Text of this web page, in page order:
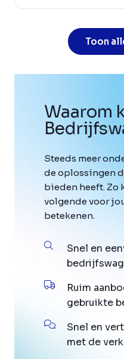
Toon
Waarom
Steeds meer
de oplossingen
bieden heeft. Zo
volgende voor
betekenen.
Snel en
Ruim
gebruikte
Snel en
met de